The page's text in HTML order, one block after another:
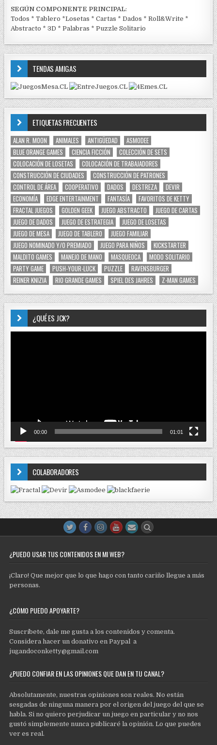
SEGÚN COMPONENTE PRINCIPAL:
Todos *Tablero *Losetas *Cartas *Dados *Roll&Write *
Abstracto *3D *Palabras *Puzzle Solitario
TENDAS AMIGAS
ETIQUETAS FRECUENTES
ALAN R. MOON ANIMALES ANTIGÜEDAD
ASMODEE
BLUE ORANGE GAMES
CIENCIA FICCIÓN
COLECCIÓN DE SETS
COLOCACIÓN DE LOSETAS
COLOCACIÓN DE TRABAJADORES
CONSTRUCCIÓN DE CIUDADES
CONSTRUCCIÓN DE PATRONES
CONTROL DE ÁREA
COOPERATIVO DADOS DESTREZA
DEVIR
ECONOMÍA
EDGE ENTERTAINMENT FANTASÍA
FAVORITOS DE KETTY
FRACTAL JUEGOS
GOLDEN GEEK JUEGO ABSTRACTO
JUEGO DE CARTAS
JUEGO DE DADOS
JUEGO DE ESTRATEGIA
JUEGO DE LOSETAS
JUEGO DE MESA
JUEGO DE TABLERO
JUEGO FAMILIAR
JUEGO NOMINADO Y/O PREMIADO
JUEGO PARA NIÑOS
KICKSTARTER
MALDITO GAMES
MANEJO DE MANO MASQUEOCA
MODO SOLITARIO
PARTY GAME
PUSH-YOUR-LUCK PUZZLE
RAVENSBURGER
REINER KNIZIA
RIO GRANDE GAMES SPIEL DES JAHRES Z-MAN GAMES
¿QUÉ ES JCK?
00:00 01:01
COLABORADORES
¿PUEDO USAR TUS CONTENIDOS EN MI WEB?
¡Claro! Que mejor que lo que hago con tanto cariño llegue a más
personas.
¿CÓMO PUEDO APOYARTE?
Suscríbete, dale me gusta a los contenidos y comenta.
Considera hacer un donativo en Paypal a
jugandoconketty@gmail.com
¿PUEDO CONFIAR EN LAS OPINIONES QUE DAN EN TU CANAL?
Absolutamente, nuestras opiniones son reales. No están
sesgadas de ninguna manera por el origen del juego del que se
habla. Si no quiero perjudicar un juego en particular y no nos
gustó simplemente nunca publicaré la opinión. Lo que puedes
ver es real.